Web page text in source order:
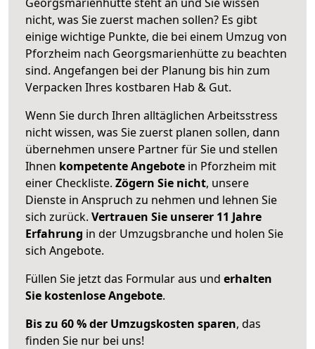
nicht, was Sie zuerst machen sollen? Es gibt
einige wichtige Punkte, die bei einem Umzug von
Pforzheim nach Georgsmarienhütte zu beachten
sind. Angefangen bei der Planung bis hin zum
Verpacken Ihres kostbaren Hab & Gut.
Wenn Sie durch Ihren alltäglichen Arbeitsstress
nicht wissen, was Sie zuerst planen sollen, dann
übernehmen unsere Partner für Sie und stellen
Ihnen kompetente Angebote in Pforzheim mit
einer Checkliste. Zögern Sie nicht, unsere
Dienste in Anspruch zu nehmen und lehnen Sie
sich zurück. Vertrauen Sie unserer 11 Jahre
Erfahrung in der Umzugsbranche und holen Sie
sich Angebote.
Füllen Sie jetzt das Formular aus und erhalten
Sie kostenlose Angebote.
Bis zu 60 % der Umzugskosten sparen, das
finden Sie nur bei uns!